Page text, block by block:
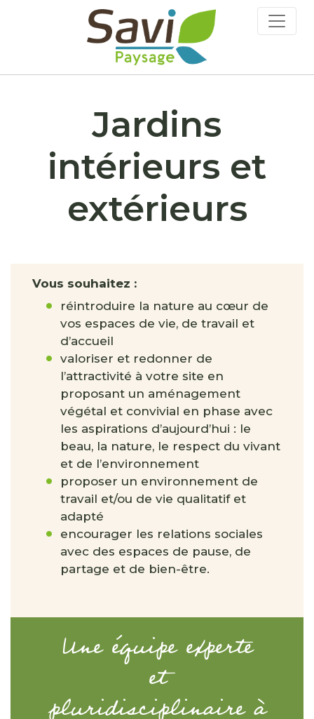
Jardins
intérieurs et
extérieurs
Vous souhaitez :
réintroduire la nature au cœur de
vos espaces de vie, de travail et
d’accueil
valoriser et redonner de
l’attractivité à votre site en
proposant un aménagement
végétal et convivial en phase avec
les aspirations d’aujourd’hui : le
beau, la nature, le respect du vivant
et de l’environnement
proposer un environnement de
travail et/ou de vie qualitatif et
adapté
encourager les relations sociales
avec des espaces de pause, de
partage et de bien-être.
Une équipe experte
et
pluridisciplinaire à